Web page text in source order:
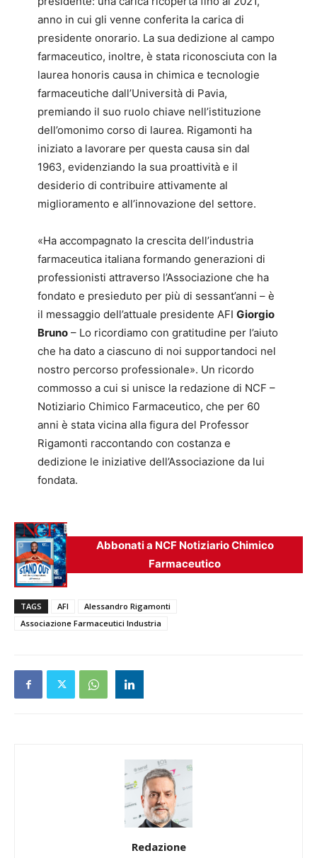
anno in cui gli venne conferita la carica di
presidente onorario. La sua dedizione al campo
farmaceutico, inoltre, è stata riconosciuta con la
laurea honoris causa in chimica e tecnologie
farmaceutiche dall’Università di Pavia,
premiando il suo ruolo chiave nell’istituzione
dell’omonimo corso di laurea. Rigamonti ha
iniziato a lavorare per questa causa sin dal
1963, evidenziando la sua proattività e il
desiderio di contribuire attivamente al
miglioramento e all’innovazione del settore.
«Ha accompagnato la crescita dell’industria
farmaceutica italiana formando generazioni di
professionisti attraverso l’Associazione che ha
fondato e presieduto per più di sessant’anni – è
il messaggio dell’attuale presidente AFI Giorgio
Bruno– Lo ricordiamo con gratitudine per l’aiuto
che ha dato a ciascuno di noi supportandoci nel
nostro percorso professionale». Un ricordo
commosso a cui si unisce la redazione di NCF –
Notiziario Chimico Farmaceutico, che per 60
anni è stata vicina alla figura del Professor
Rigamonti raccontando con costanza e
dedizione le iniziative dell’Associazione da lui
fondata.
Abbonati a NCF Notiziario Chimico
Farmaceutico
TAGS AFI
Alessandro Rigamonti
Associazione Farmaceutici Industria
Redazione